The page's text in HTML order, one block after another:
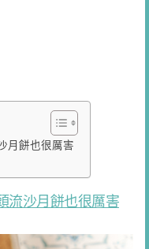
月餅也很厲害
流沙月餅也很厲害